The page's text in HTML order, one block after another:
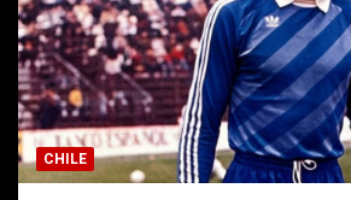
CHILE